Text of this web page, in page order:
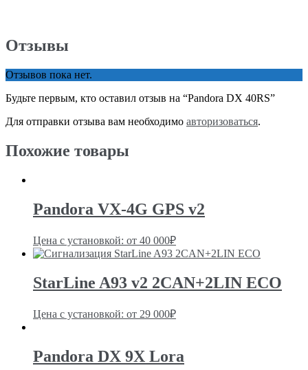
Отзывы
Отзывов пока нет.
Будьте первым, кто оставил отзыв на “Pandora DX 40RS”
Для отправки отзыва вам необходимо авторизоваться.
Похожие товары
Pandora VX-4G GPS v2
Цена с установкой: от 40 000₽
StarLine A93 v2 2CAN+2LIN ECO
Цена с установкой: от 29 000₽
Pandora DX 9X Lora